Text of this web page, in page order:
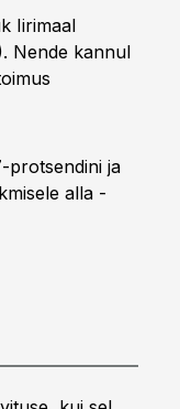
Iirimaal
Nende kannul
protsendini ja
alla -